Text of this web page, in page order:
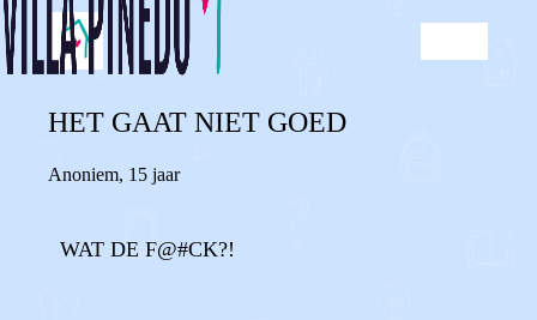
HET GAAT NIET GOED
Anoniem, 15 jaar
WAT DE F@#CK?!